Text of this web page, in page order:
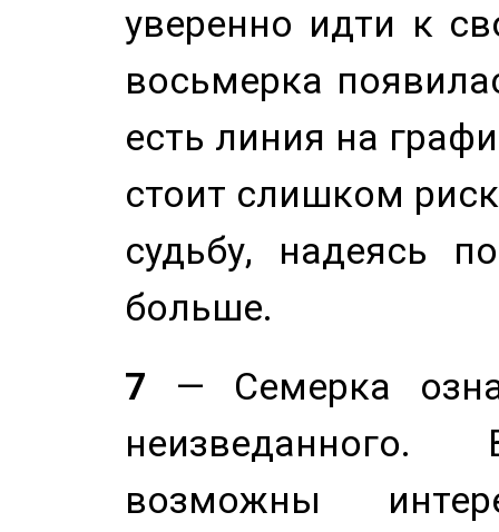
уверенно идти к
восьмерка
есть линия на
стоит слишком
судьбу, надеясь
больше.
7 — Семерка
возможны